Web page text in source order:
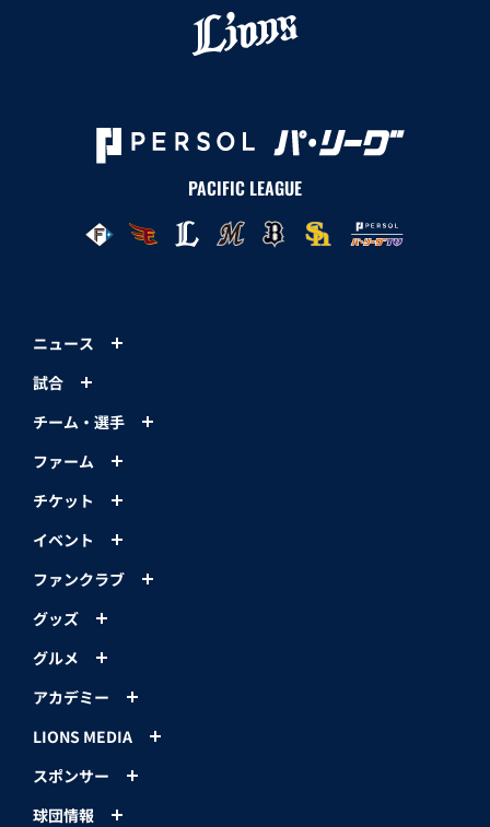
PACIFIC LEAGUE
ニュース
試合
チーム・選手
ファーム
チケット
イベント
ファンクラブ
グッズ
グルメ
アカデミー
LIONS MEDIA
スポンサー
球団情報